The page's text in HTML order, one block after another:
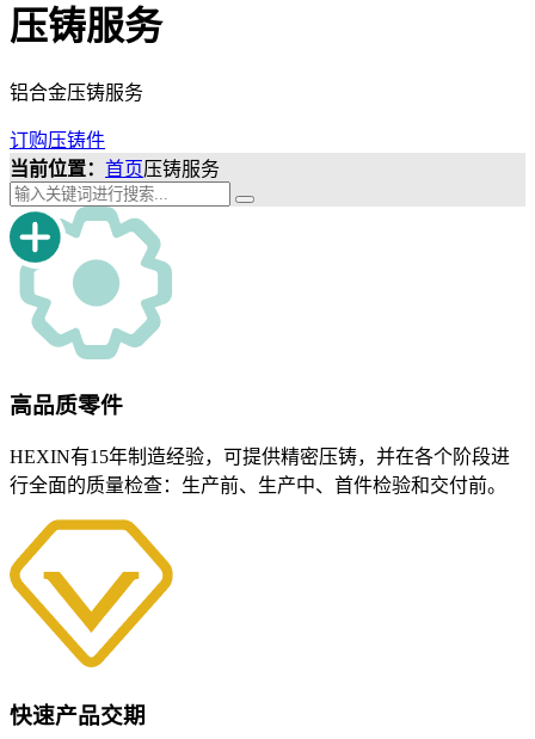
压铸服务
铝合金压铸服务
订购压铸件
当前位置： 首页压铸服务
高品质零件
HEXIN有15年制造经验，可提供精密压铸，并在各个阶段进
行全面的质量检查：生产前、生产中、首件检验和交付前。
快速产品交期